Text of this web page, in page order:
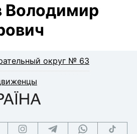
Володимир
округ № 63